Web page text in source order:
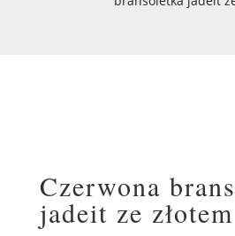
Czerwona
jadeit ze złotem